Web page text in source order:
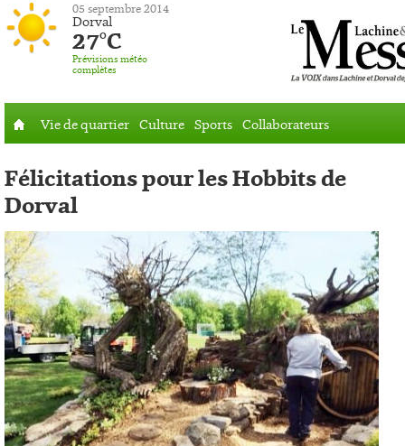
05 septembre 2014
Dorval
27°C
Prévisions météo
complètes
Vie de quartier Culture Sports Collaborateurs
Félicitations pour les Hobbits de
Dorval